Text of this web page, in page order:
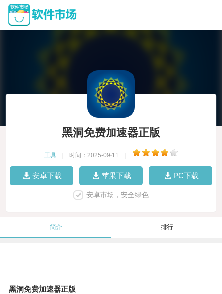
黑洞免费加速器正版
工具 时间：2025-09-11
安卓下载 苹果下载 PC下载
安卓市场，安全绿色
简介 排行
黑洞免费加速器正版